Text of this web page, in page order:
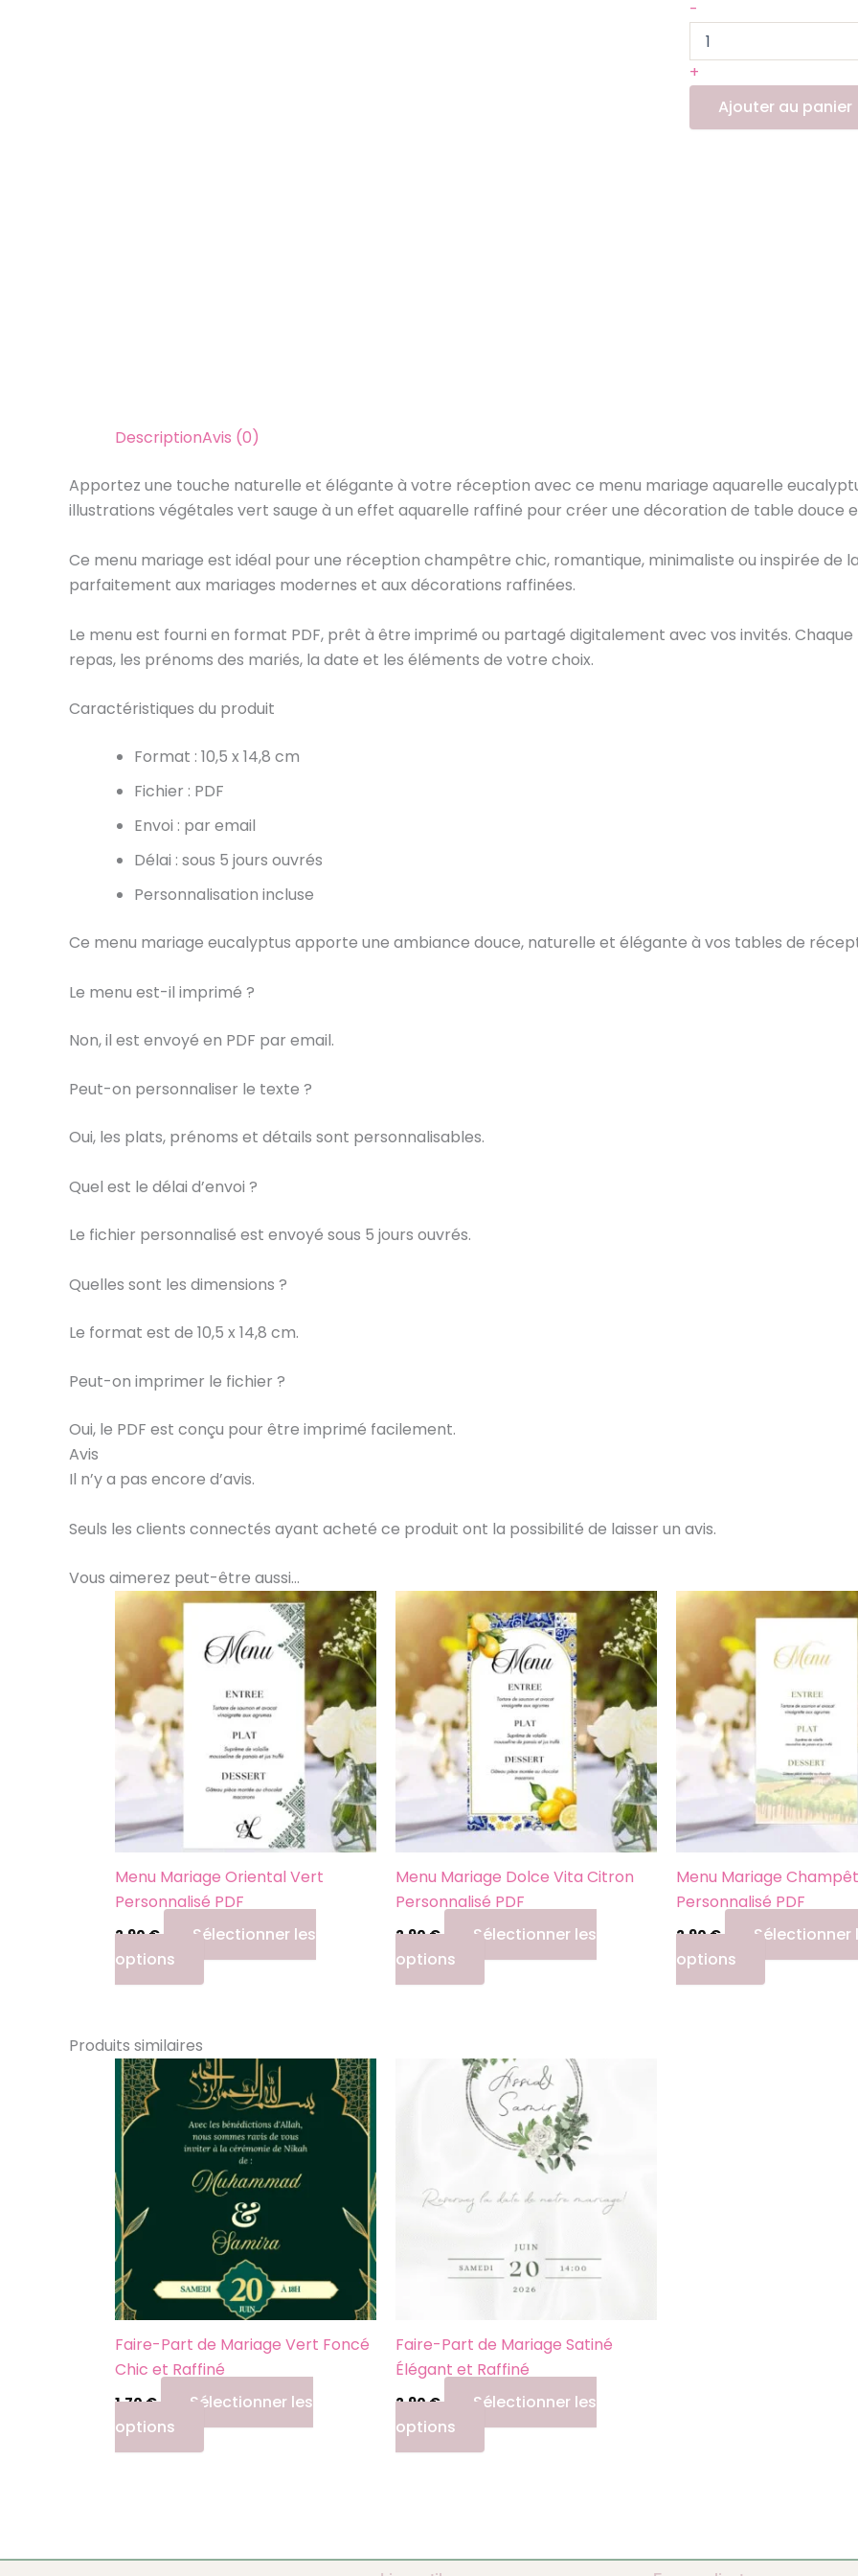
-
+
Ajouter au panier
DescriptionAvis (0)
Apportez une touche naturelle et élégante à votre réception avec ce menu mariage aquarelle
illustrations végétales vert sauge à un effet aquarelle raffiné pour créer une décoration de table douce
Ce menu mariage est idéal pour une réception champêtre chic, romantique, minimaliste ou inspirée de
parfaitement aux mariages modernes et aux décorations raffinées.
Le menu est fourni en format PDF, prêt à être imprimé ou partagé digitalement avec vos invités.
repas, les prénoms des mariés, la date et les éléments de votre choix.
Caractéristiques du produit
Format : 10,5 x 14,8 cm
Fichier : PDF
Envoi : par email
Délai : sous 5 jours ouvrés
Personnalisation incluse
Ce menu mariage eucalyptus apporte une ambiance douce, naturelle et élégante à vos tables de
Le menu est-il imprimé ?
Non, il est envoyé en PDF par email.
Peut-on personnaliser le texte ?
Oui, les plats, prénoms et détails sont personnalisables.
Quel est le délai d’envoi ?
Le fichier personnalisé est envoyé sous 5 jours ouvrés.
Quelles sont les dimensions ?
Le format est de 10,5 x 14,8 cm.
Peut-on imprimer le fichier ?
Oui, le PDF est conçu pour être imprimé facilement.
Avis
Il n’y a pas encore d’avis.
Seuls les clients connectés ayant acheté ce produit ont la possibilité de laisser un avis.
Vous aimerez peut-être aussi…
Menu Mariage Oriental Vert
Personnalisé PDF
2,90€
Sélectionner les
options
Menu Mariage Dolce Vita Citron
Personnalisé PDF
2,90€
Sélectionner les
options
Menu Mariage
Personnalisé PDF
2,90€
Sélectionner
options
Produits similaires
Faire-Part de Mariage Vert Foncé
Chic et Raffiné
1,70€
Sélectionner les
options
Ce
produit
a
plusieurs
variations.
Les
options
peuvent
être
choisies
sur
la
page
du
Faire-Part de Mariage Satiné
Élégant et Raffiné
2,90€
Sélectionner les
options
Ce
produit
a
plusieurs
variations.
Les
peuvent
être
choisies
la
page
du